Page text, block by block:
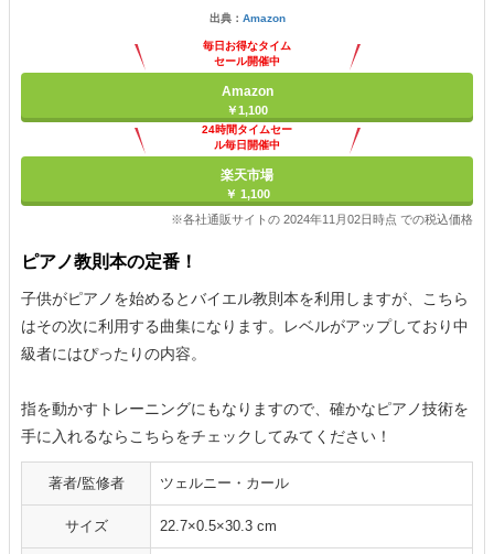
出典： Amazon
毎日お得なタイム
セール開催中
Amazon
￥1,100
24時間タイムセー
ル毎日開催中
楽天市場
￥ 1,100
※各社通販サイトの 2024年11月02日時点 での税込価格
ピアノ教則本の定番！
子供がピアノを始めるとバイエル教則本を利用しますが、こちら
はその次に利用する曲集になります。レベルがアップしており中
級者にはぴったりの内容。
指を動かすトレーニングにもなりますので、確かなピアノ技術を
手に入れるならこちらをチェックしてみてください！
著者/監修者 ツェルニー・カール
サイズ 22.7×0.5×30.3 cm